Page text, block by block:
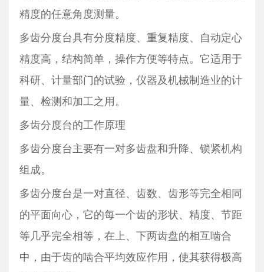
精度的任意角度测量。
多齿分度台具有分度精度、重复精度、自动定心
精度高，结构简单，操作方便等特点。它适用于
科研、计量部门的试验，仪器及机械制造业的计
量、检测和加工之用。
多齿分度台的工作原理
多齿分度台主要有一对多齿盘和升降、锁紧机构
组成。
多齿分度台是一对直径、齿数、齿形等完全相同
的平面向心，它的每一个齿的形状、精度、节距
等几乎完全相等，在上、下两齿盘的相互啮合
中，由于齿的啮合平均效应作用，使其获得极高